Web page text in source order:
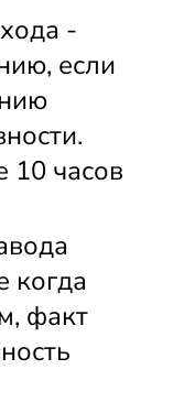
-
если
10 часов
когда
факт